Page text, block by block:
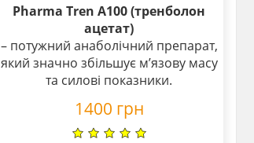
Pharma Tren A100 (тренболон
ацетат)
– потужний анаболічний препарат,
який значно збільшує м’язову масу
та силові показники.
1400 грн